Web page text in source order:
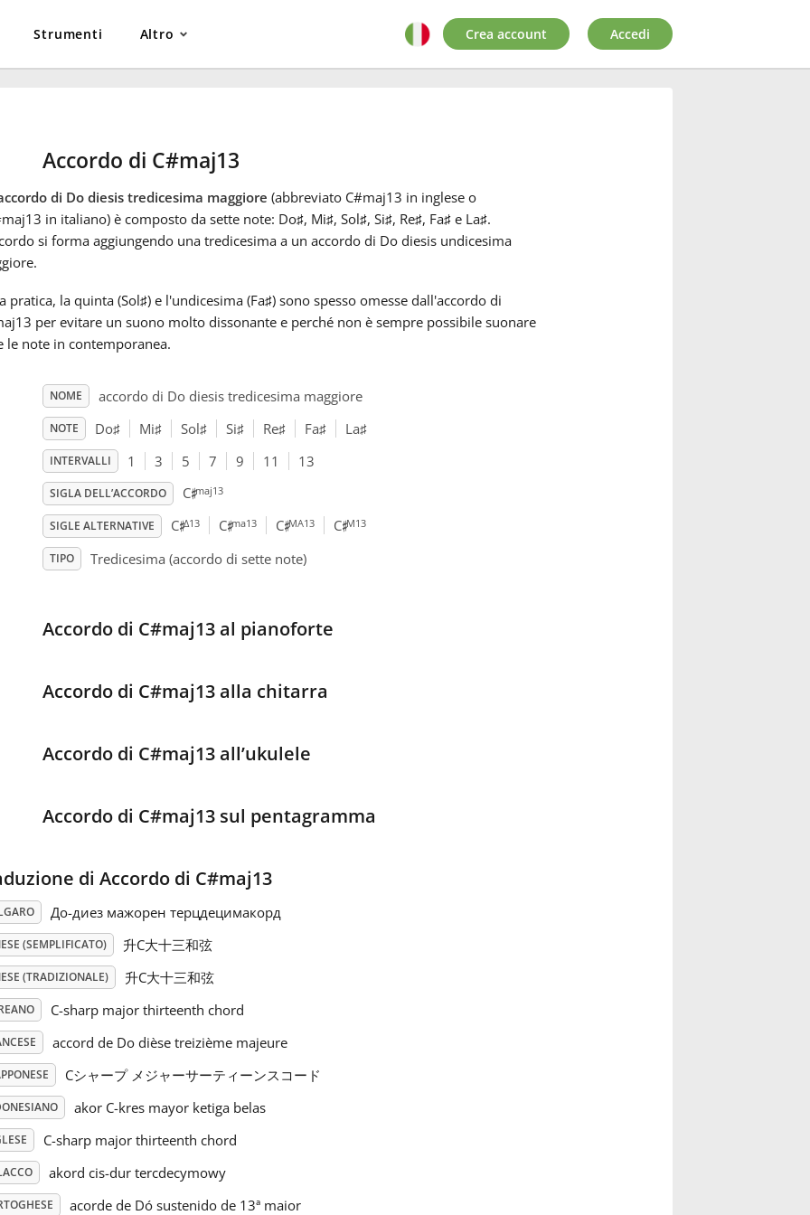
Strumenti Altro Crea account Accedi
Accordo di C#maj13
di Do diesis tredicesima maggiore (abbreviato C#maj13 in inglese o
in italiano) è composto da sette note: Do♯, Mi♯, Sol♯, Si♯, Re♯, Fa♯e La♯.
si forma aggiungendo una tredicesima a un accordo di Do diesis undicesima
pratica, la quinta (Sol♯) e l'undicesima (Fa♯) sono spesso omesse dall'accordo di
per evitare un suono molto dissonante e perché non è sempre possibile suonare
le note in contemporanea.
NOME accordo di Do diesis tredicesima maggiore
NOTE Do♯ Mi♯ Sol♯ Si♯ Re♯ Fa♯ La♯
INTERVALLI 1 3 5 7 9 11 13
SIGLA DELL’ACCORDO C♯maj13
SIGLE ALTERNATIVE C♯Δ13 C♯ma13 C♯MA13 C♯M13
TIPO Tredicesima (accordo di sette note)
Accordo di C#maj13 al pianoforte
Accordo di C#maj13 alla chitarra
Accordo di C#maj13 all’ukulele
Accordo di C#maj13 sul pentagramma
di Accordo di C#maj13
До-диез мажорен терцдецимакорд
(SEMPLIFICATO) 升C大十三和弦
(TRADIZIONALE) 升C大十三和弦
C-sharp major thirteenth chord
accord de Do dièse treizième majeure
Cシャープ メジャーサーティーンスコード
akor C-kres mayor ketiga belas
C-sharp major thirteenth chord
akord cis-dur tercdecymowy
acorde de Dó sustenido de 13ª maior